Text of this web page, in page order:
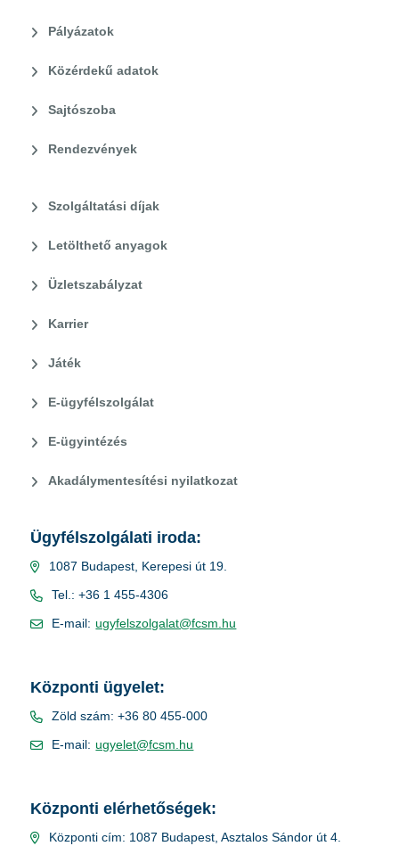
Pályázatok
Közérdekű adatok
Sajtószoba
Rendezvények
Szolgáltatási díjak
Letölthető anyagok
Üzletszabályzat
Karrier
Játék
E-ügyfélszolgálat
E-ügyintézés
Akadálymentesítési nyilatkozat
Ügyfélszolgálati iroda:
1087 Budapest, Kerepesi út 19.
Tel.: +36 1 455-4306
E-mail: ugyfelszolgalat@fcsm.hu
Központi ügyelet:
Zöld szám: +36 80 455-000
E-mail: ugyelet@fcsm.hu
Központi elérhetőségek:
Központi cím: 1087 Budapest, Asztalos Sándor út 4.